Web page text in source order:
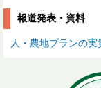
報道発表・資料
人・農地プランの実